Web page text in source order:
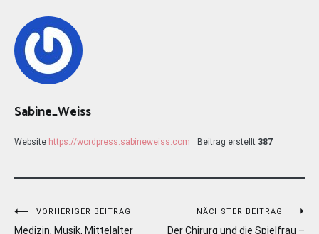
Sabine_Weiss
Website https://wordpress.sabineweiss.com Beitrag erstellt 387
Beitragsnavigation
VORHERIGER BEITRAG
Medizin, Musik, Mittelalter
NÄCHSTER BEITRAG
Der Chirurg und die Spielfrau –